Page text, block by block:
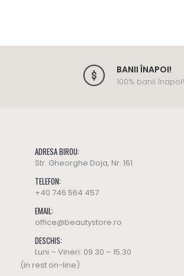
BANII ÎNAPOI!
100% banii înapoi!
ADRESA BIROU:
Str. Gheorghe Doja, Nr. 161
TELEFON:
+40 746 564 457
EMAIL:
office@beautystore.ro
DESCHIS:
Luni – Vineri: 09.30 – 15.30
(in rest on-line)